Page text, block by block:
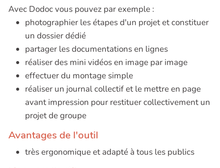
Avec Dodoc vous pouvez par exemple :
photographier les étapes d'un projet et constituer
un dossier dédié
partager les documentations en lignes
réaliser des mini vidéos en image par image
effectuer du montage simple
réaliser un journal collectif et le mettre en page
avant impression pour restituer collectivement un
projet de groupe
Avantages de l'outil
très ergonomique et adapté à tous les publics